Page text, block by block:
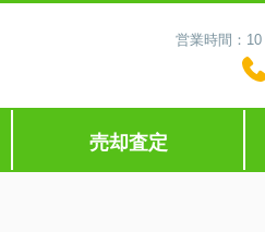
営業時間：
売却査定